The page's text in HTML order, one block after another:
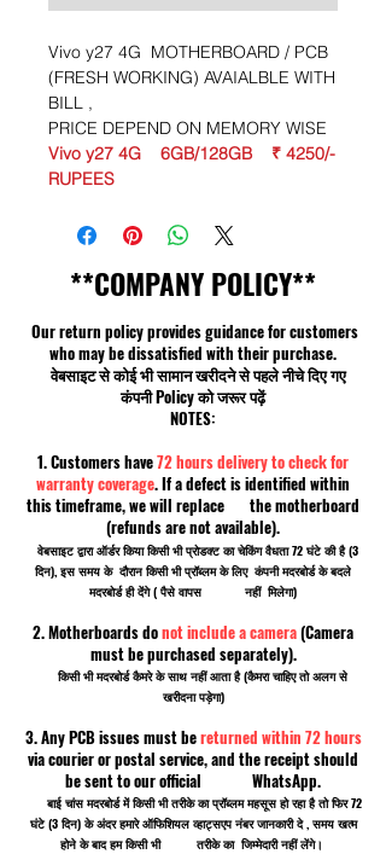
Vivo y27 4G MOTHERBOARD / PCB
(FRESH WORKING) AVAIALBLE WITH
BILL ,
PRICE DEPEND ON MEMORY WISE
Vivo y27 4G 6GB/128GB ₹ 4250/-
RUPEES
**COMPANY POLICY**
Our return policy provides guidance for customers
who may be dissatisfied with their purchase.
वेबसाइट से कोई भी सामान खरीदने से पहले नीचे दिए गए
कंपनी Policy को जरूर पढ़ें
NOTES:
1. Customers have72 hours delivery to check for
warranty coverage. If a defect is identified within
this timeframe, we will replace the motherboard
(refunds are not available).
वेबसाइट द्वारा ऑर्डर किया किसी भी प्रोडक्ट का चेकिंग वैधता 72 घंटे की है (3
दिन), इस समय के दौरान किसी भी प्रॉब्लम के लिए कंपनी मदरबोर्ड के बदले
मदरबोर्ड ही देंगे ( पैसे वापस नहीं मिलेगा)
2. Motherboards donot include a camera(Camera
must be purchased separately).
किसी भी मदरबोर्ड कैमरे के साथ नहीं आता है (कैमरा चाहिए तो अलग से
खरीदना पड़ेगा)
3. Any PCB issues must bereturned within 72 hours
via courier or postal service, and the receipt should
be sent to our official WhatsApp.
बाई चांस मदरबोर्ड में किसी भी तरीके का प्रॉब्लम महसूस हो रहा है तो फिर 72
घंटे (3 दिन) के अंदर हमारे ऑफिशियल व्हाट्सएप नंबर जानकारी दे , समय खत्म
होने के बाद हम किसी भी तरीके का जिम्मेदारी नहीं लेंगे।